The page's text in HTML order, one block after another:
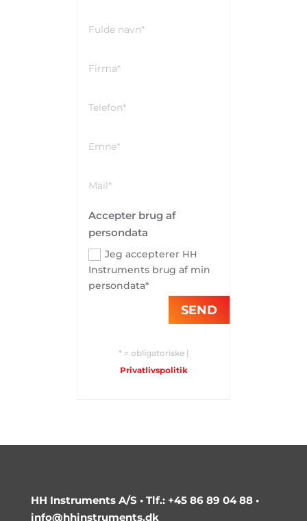
Accepter brug af
persondata
Jeg accepterer HH
Instruments brug af min
persondata*
SEND
* = obligatoriske |
Privatlivspolitik
HH Instruments A/S • Tlf.: +45 86 89 04 88•
info@hhinstruments.dk